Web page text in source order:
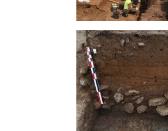
Vue générale du
décapage mécanique
manuelle © Paléotime